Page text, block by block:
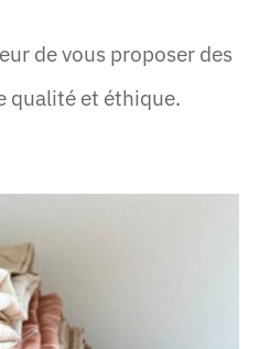
de vous proposer des
qualité et éthique.